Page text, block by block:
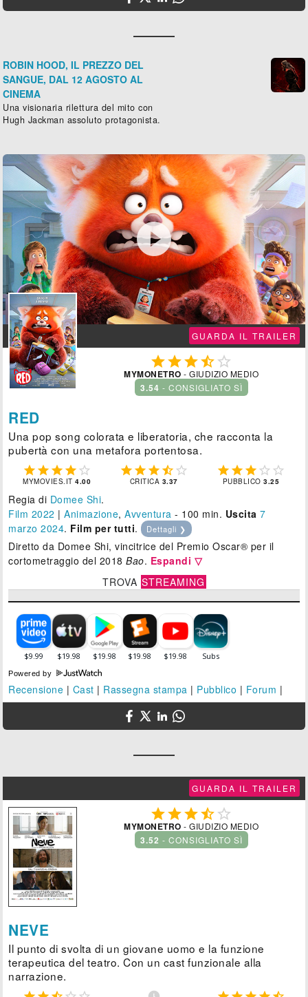
ROBIN HOOD, IL PREZZO DEL
SANGUE, DAL 12 AGOSTO AL
CINEMA
Una visionaria rilettura del mito con
Hugh Jackman assoluto protagonista.

GUARDA IL TRAILER
 
MYMONETRO - GIUDIZIO MEDIO
3.54 - CONSIGLIATO SÌ
RED
Una pop song colorata e liberatoria, che racconta la
pubertà con una metafora portentosa.
    
MYMOVIES.IT4.00
    
CRITICA 3.37
    
PUBBLICO3.25
Regia di Domee Shi.
Film 2022 |Animazione,Avventura - 100 min. Uscita 7
marzo 2024. Film per tutti. Dettagli ❯
Diretto da Domee Shi, vincitrice del Premio Oscar® per il
cortometraggio del 2018Bao. Espandi ▽
TROVA STREAMING
Powered by
Recensione | Cast | Rassegna stampa | Pubblico | Forum |
GUARDA IL TRAILER
 
MYMONETRO - GIUDIZIO MEDIO
3.52 - CONSIGLIATO SÌ
NEVE
Il punto di svolta di un giovane uomo e la funzione
terapeutica del teatro. Con un cast funzionale alla
narrazione.